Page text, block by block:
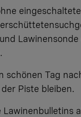
Lawinensonde
schönen Tag
der Piste bleiben.
Lawinenbulletins